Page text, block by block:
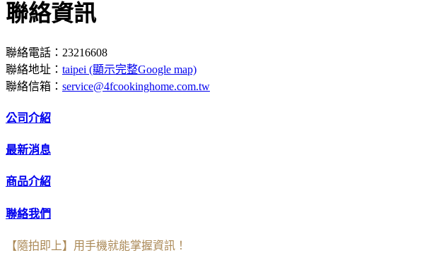
聯絡資訊
聯絡電話：23216608
聯絡地址： taipei (顯示完整Google map)
聯絡信箱： service@4fcookinghome.com.tw
公司介紹
最新消息
商品介紹
聯絡我們
【隨拍即上】用手機就能掌握資訊！